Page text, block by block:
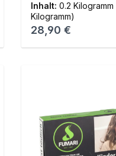
Inhalt: 0.2 Kilogramm
Kilogramm)
Regulärer Preis:
28,90 €